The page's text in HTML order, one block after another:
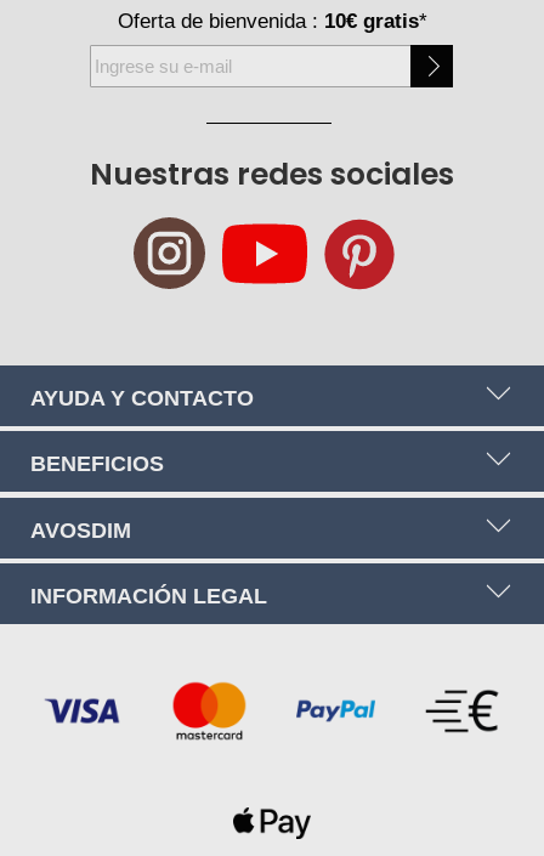
Nuestras redes sociales
Oferta de bienvenida : 10€ gratis*
Inscríbase
a
de
AYUDA Y CONTACTO
BENEFICIOS
AVOSDIM
INFORMACIÓN LEGAL